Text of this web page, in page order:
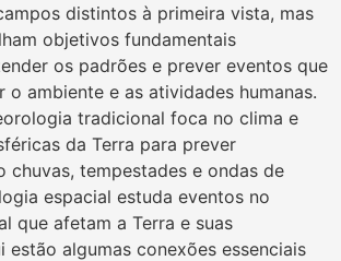
distintos à primeira vista, mas
objetivos fundamentais
os padrões e prever eventos que
o ambiente e as atividades humanas.
tradicional foca no clima e
da Terra para prever
chuvas, tempestades e ondas de
espacial estuda eventos no
que afetam a Terra e suas
estão algumas conexões essenciais